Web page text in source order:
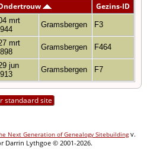
Gezins-ID
mrt
Gramsbergen F3
mrt
Gramsbergen F464
jun
Gramsbergen F7
standaard site
Next Generation of Genealogy Sitebuildingv.
Darrin Lythgoe © 2001-2026.